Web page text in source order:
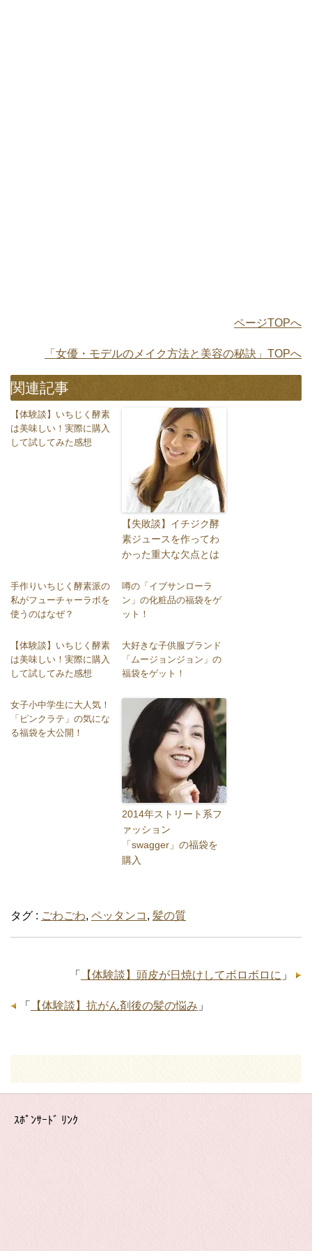
ページTOPへ
「女優・モデルのメイク方法と美容の秘訣」TOPへ
関連記事
【体験談】いちじく酵素
は美味しい！実際に購入
して試してみた感想
【失敗談】イチジク酵
素ジュースを作ってわ
かった重大な欠点とは
手作りいちじく酵素派の
私がフューチャーラボを
使うのはなぜ？
噂の「イブサンローラ
ン」の化粧品の福袋をゲ
ット！
【体験談】いちじく酵素
は美味しい！実際に購入
して試してみた感想
大好きな子供服ブランド
「ムージョンジョン」の
福袋をゲット！
女子小中学生に大人気！
「ピンクラテ」の気にな
る福袋を大公開！
2014年ストリート系フ
ァッション
「swagger」の福袋を
購入
タグ : ごわごわ, ペッタンコ , 髪の質
「 【体験談】頭皮が日焼けしてボロボロに 」
「 【体験談】抗がん剤後の髪の悩み 」
ｽﾎﾟﾝｻｰﾄﾞ ﾘﾝｸ